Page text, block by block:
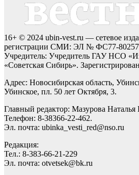
16+ © 2024 ubin-vest.ru — сетевое
регистрации СМИ: ЭЛ № ФС77-80257
Учредитель: Учредитель ГАУ НСО
«Советская Сибирь».
Адрес: Новосибирская область,
Убинское, пл. 50 лет Октября, 3.
Главный редактор: Мазурова Наталья
Телефон: 8-38366-22-462.
Эл. почта: ubinka_vesti_red@nso.ru
Редакция:
Тел.: 8-383-66-21-229
Эл. почта: otvetsek@bk.ru